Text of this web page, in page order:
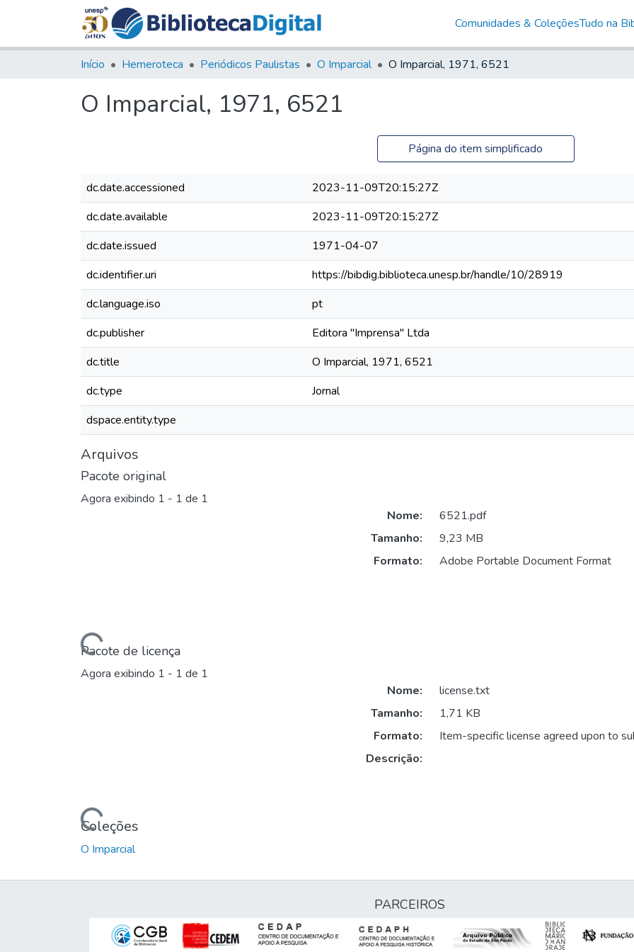
Comunidades & ColeçõesTudo na
Início Hemeroteca Periódicos Paulistas O Imparcial O Imparcial, 1971, 6521
O Imparcial, 1971, 6521
Página do item simplificado
dc.date.accessioned
2023-11-09T20:15:27Z
dc.date.available
2023-11-09T20:15:27Z
dc.date.issued
1971-04-07
dc.identifier.uri
https://bibdig.biblioteca.unesp.br/handle/10/28919
dc.language.iso
pt
dc.publisher
Editora "Imprensa" Ltda
dc.title
O Imparcial, 1971, 6521
dc.type
Jornal
dspace.entity.type
Arquivos
Pacote original
Agora exibindo 1 - 1 de 1
Carregando...
Nome:
6521.pdf
Tamanho:
9,23 MB
Formato:
Adobe Portable Document Format
Pacote de licença
Agora exibindo 1 - 1 de 1
Carregando...
Nome:
license.txt
Tamanho:
1,71 KB
Formato:
Item-specific license agreed upon to
Descrição:
Coleções
O Imparcial
PARCEIROS